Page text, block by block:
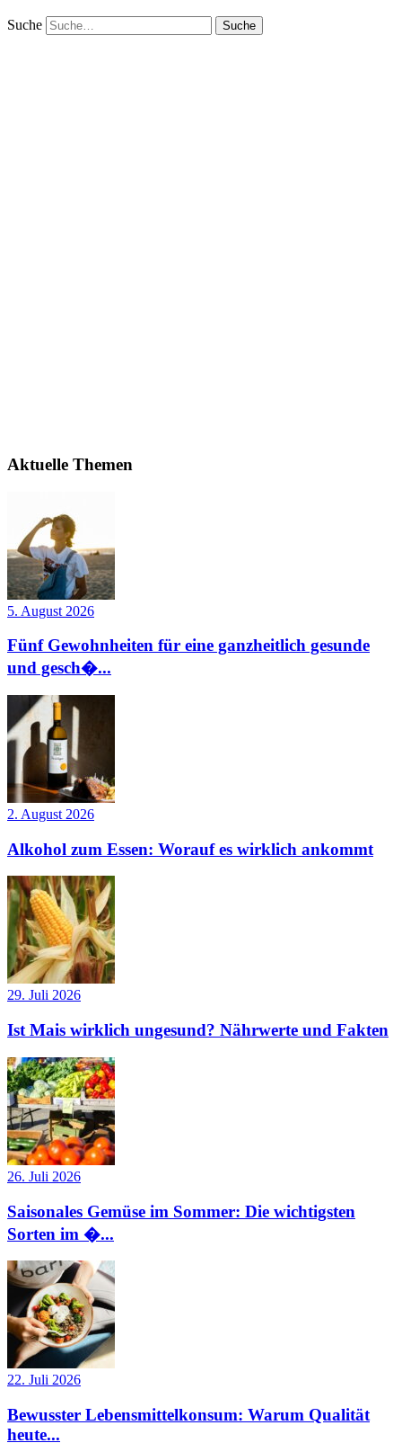
Suche
Aktuelle Themen
5. August 2026
Fünf Gewohnheiten für eine ganzheitlich gesunde
und gesch�...
2. August 2026
Alkohol zum Essen: Worauf es wirklich ankommt
29. Juli 2026
Ist Mais wirklich ungesund? Nährwerte und Fakten
26. Juli 2026
Saisonales Gemüse im Sommer: Die wichtigsten
Sorten im �...
22. Juli 2026
Bewusster Lebensmittelkonsum: Warum Qualität
heute...